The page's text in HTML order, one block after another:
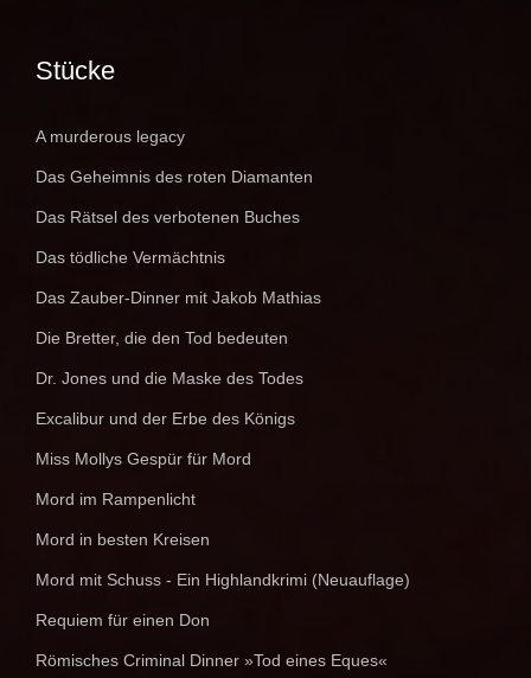
Stücke
A murderous legacy
Das Geheimnis des roten Diamanten
Das Rätsel des verbotenen Buches
Das tödliche Vermächtnis
Das Zauber-Dinner mit Jakob Mathias
Die Bretter, die den Tod bedeuten
Dr. Jones und die Maske des Todes
Excalibur und der Erbe des Königs
Miss Mollys Gespür für Mord
Mord im Rampenlicht
Mord in besten Kreisen
Mord mit Schuss - Ein Highlandkrimi (Neuauflage)
Requiem für einen Don
Römisches Criminal Dinner »Tod eines Eques«